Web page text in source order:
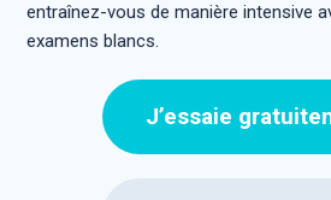
entraînez-vous de manière intensive
examens blancs.
J’essaie